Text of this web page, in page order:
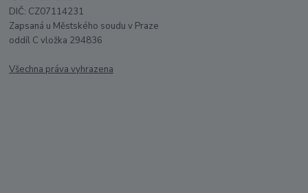
DIČ: CZ07114231
Zapsaná u Městského soudu v Praze
oddíl C vložka 294836
Všechna práva vyhrazena